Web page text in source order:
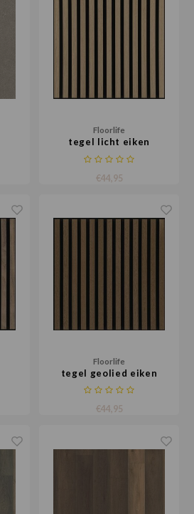
Floorlife
tegel licht eiken
€44,95
Floorlife
tegel geolied eiken
€44,95